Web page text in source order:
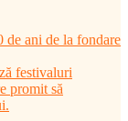
de ani de la fondare
festivaluri
promit să